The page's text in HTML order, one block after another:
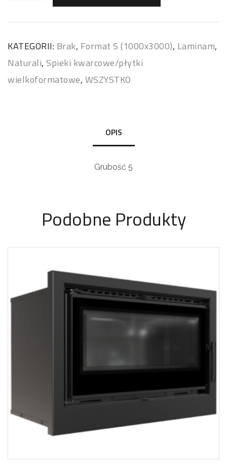
KATEGORII: Brak, Format S (1000x3000), Laminam,
Naturali, Spieki kwarcowe/płytki
wielkoformatowe, WSZYSTKO
OPIS
Grubość 5
Podobne Produkty